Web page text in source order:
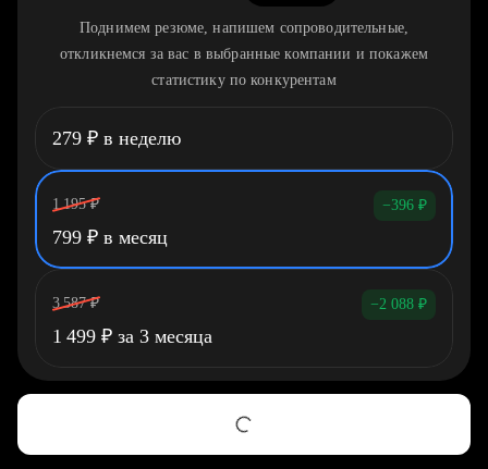
Поднимем резюме, напишем сопроводительные,
откликнемся за вас в выбранные компании и покажем
статистику по конкурентам
279 ₽ в неделю
1 195 ₽ −396 ₽
799 ₽ в месяц
3 587 ₽ −2 088 ₽
1 499 ₽ за 3 месяца